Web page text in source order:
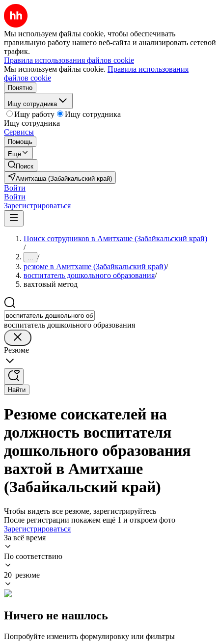
Мы используем файлы cookie, чтобы обеспечивать
правильную работу нашего веб-сайта и анализировать сетевой
трафик.
Правила использования файлов cookie
Мы используем файлы cookie. Правила использования
файлов cookie
Понятно
Ищу сотрудника
Ищу работу
Ищу сотрудника
Ищу сотрудника
Сервисы
Помощь
Ещё
Поиск
Амитхаша (Забайкальский край)
Войти
Войти
Зарегистрироваться
Поиск сотрудников в Амитхаше (Забайкальский край)
/
... /
резюме в Амитхаше (Забайкальский край)/
воспитатель дошкольного образования/
вахтовый метод
воспитатель дошкольного образования
Резюме
Найти
Резюме соискателей на
должность воспитателя
дошкольного образования
вахтой в Амитхаше
(Забайкальский край)
Чтобы видеть все резюме, зарегистрируйтесь
После регистрации покажем ещё 1 и откроем фото
Зарегистрироваться
За всё время
По соответствию
20 резюме
Ничего не нашлось
Попробуйте изменить формулировку или фильтры